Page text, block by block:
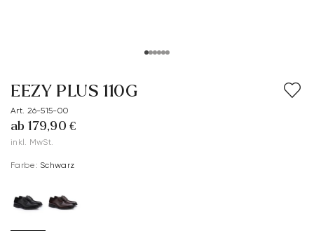
EEZY PLUS 110G
Art. 26-515-00
ab 179,90 €
inkl. MwSt.
Farbe: Schwarz